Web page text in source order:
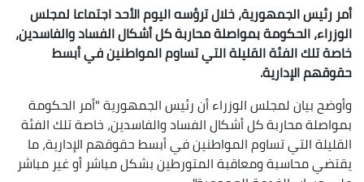
أمر رئيس الجمهورية، خلال ترؤسه اليوم الأحد اجتماعا لمجلس
الوزراء، الحكومة بمواصلة محاربة كل أشكال الفساد والفاسدين،
خاصة تلك الفئة القليلة التي تساوم المواطنين في أبسط
حقوقهم الإدارية.
وأوضح بيان لمجلس الوزراء أن رئيس الجمهورية "أمر الحكومة
بمواصلة محاربة كل أشكال الفساد والفاسدين، خاصة تلك الفئة
القليلة التي تساوم المواطنين في أبسط حقوقهم الإدارية، ما
يقتضي محاسبة ومعاقبة المتورطين بشكل مباشر أو غير مباشر